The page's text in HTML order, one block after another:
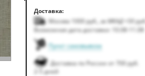
Доставка:
Москва 1000руб. за МКАД +50руб.
Возможная дата доставки: 10.08-11.08
Пункт самовывоза
Доставка по России от 700 руб.
2-5 дней